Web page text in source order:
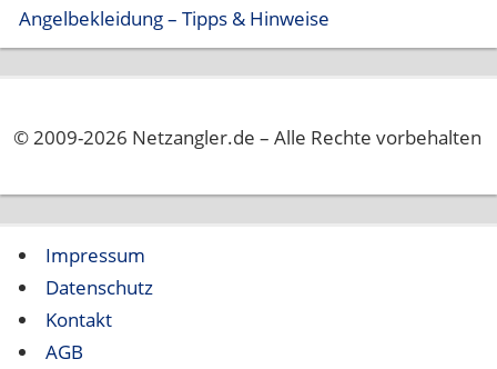
Angelbekleidung – Tipps & Hinweise
© 2009-2026 Netzangler.de – Alle Rechte vorbehalten
Impressum
Datenschutz
Kontakt
AGB